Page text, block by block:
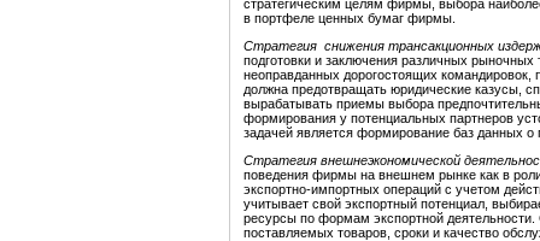
стратегическим целям фирмы, выбора
в портфеле ценных бумаг фирмы.
Стратегия снижения трансакционных
подготовки и заключения различных рыночных
неоправданных дорогостоящих
должна предотвращать юридические казусы,
вырабатывать приемы выбора
формирования у потенциальных партнеров
задачей является формирование баз данных
Стратегия внешнеэкономической
поведения фирмы на внешнем рынке как в
экспортно-импортных операций с учетом
учитывает свой экспортный потенциал,
ресурсы по формам экспортной деятельности.
поставляемых товаров, сроки и качество